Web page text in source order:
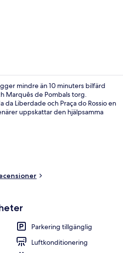
mindre än 10 minuters bilfärd
Marquês de Pombals torg.
da Liberdade och Praça do Rossio en
uppskattar den hjälpsamma
Parkering tillgänglig
Luftkonditionering